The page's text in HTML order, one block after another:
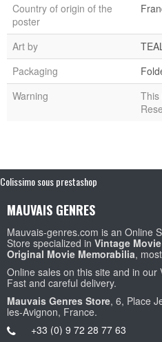
Country of origin of the
poster
Art by
Packaging
Warning
This
Colissimo sous prestashop
MAUVAIS GENRES
Mauvais-genres.com is an Online
Store specialized in Vintage
Original Movie Memorabilia,
Online sales on this site and in our
Fast and careful delivery.
Mauvais Genres Store, 6, Place
les-Avignon, France.
+33 (0) 9 72 28 77 63